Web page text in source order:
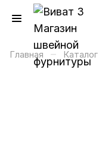
Главная – Каталог